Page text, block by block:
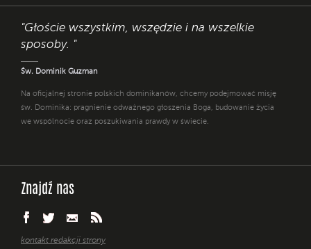
"Głoście wszystkim, wszędzie i na wszelkie
sposoby. "
Św. Dominik Guzman
Na oficjalnej stronie polskich dominikanów, chcemy podejmować misję
św. Dominika: pragnienie odważnego głoszenia Boga, budowanie życia
we wspólnocie oraz poszukiwania prawdy w świecie.
Znajdź nas
kontakt redakcji strony